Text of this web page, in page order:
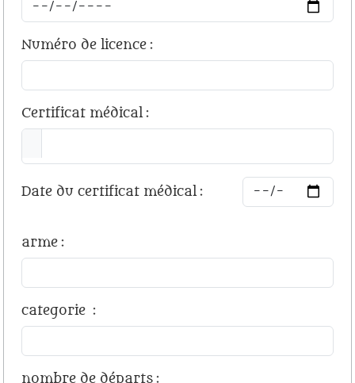
Numéro de licence :
Certificat médical:
Date du certificat médical:
arme :
categorie :
nombre de départs :